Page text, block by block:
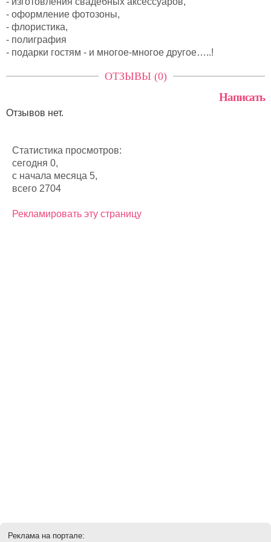
- оформление фотозоны,
- флористика,
- полиграфия
- подарки гостям - и многое-многое другое…..!
ОТЗЫВЫ (0)
Написать
Отзывов нет.
Статистика просмотров:
сегодня 0,
с начала месяца 5,
всего 2704
Рекламировать эту страницу
Реклама на портале: